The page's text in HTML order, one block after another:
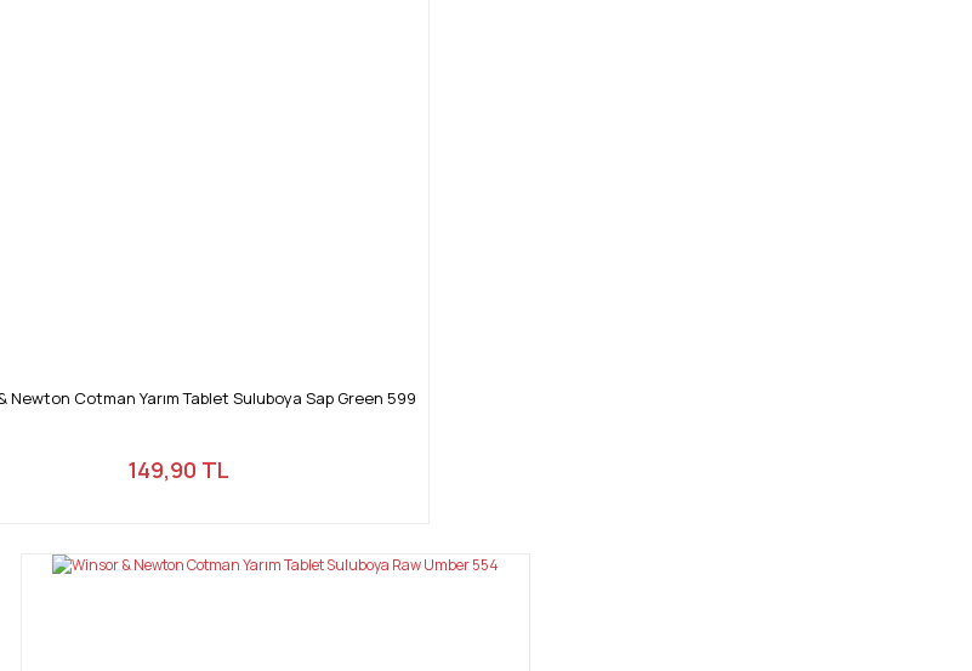
Newton Cotman Yarım Tablet Suluboya Sap Green 599
149,90 TL